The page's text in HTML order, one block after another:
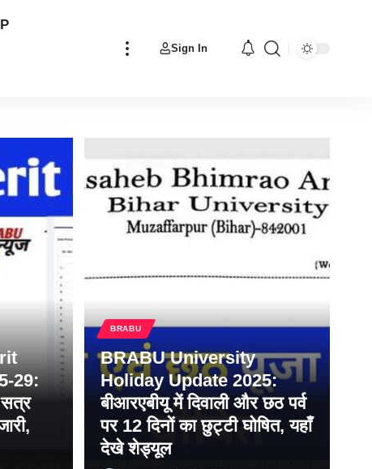
Sign In
29:
BRABU
BRABU University
Holiday Update 2025:
बीआरएबीयू में दिवाली और छठ पर्व
पर 12 दिनों का छुट्टी घोषित, यहाँ
देखे शेड्यूल